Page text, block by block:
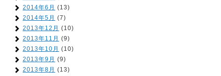
2014年6月 (13)
2014年5月 (7)
2013年12月 (10)
2013年11月 (9)
2013年10月 (10)
2013年9月 (9)
2013年8月 (13)